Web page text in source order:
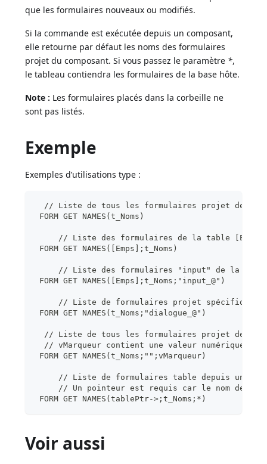
que les formulaires nouveaux ou modifiés.
Si la commande est exécutée depuis un composant,
elle retourne par défaut les noms des formulaires
projet du composant. Si vous passez le paramètre *,
le tableau contiendra les formulaires de la base hôte.
Note : Les formulaires placés dans la corbeille ne
sont pas listés.
Exemple
Exemples d’utilisations type :
// Liste de tous les formulaires projet de la
FORM GET NAMES(t_Noms)
// Liste des formulaires de la table [Emps]
FORM GET NAMES([Emps];t_Noms)
// Liste des formulaires "input" de la table
FORM GET NAMES([Emps];t_Noms;"input_@")
// Liste de formulaires projet spécifiques
FORM GET NAMES(t_Noms;"dialogue_@")
// Liste de tous les formulaires projet de la
// vMarqueur contient une valeur numérique
FORM GET NAMES(t_Noms;"";vMarqueur)
// Liste de formulaires table depuis un
// Un pointeur est requis car le nom de la
FORM GET NAMES(tablePtr->;t_Noms;*)
Voir aussi